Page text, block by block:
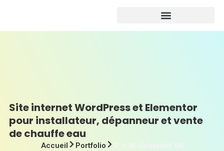
Site internet WordPress et Elementor
pour installateur, dépanneur et vente
de chauffe eau
Accueil Portfolio R. + M. Schenkel SA